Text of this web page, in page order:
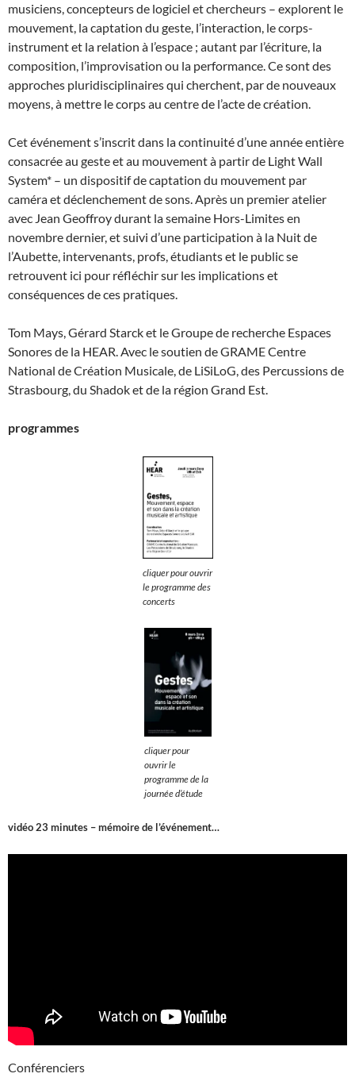
musiciens, concepteurs de logiciel et chercheurs – explorent le
mouvement, la captation du geste, l’interaction, le corps-
instrument et la relation à l’espace ; autant par l’écriture, la
composition, l’improvisation ou la performance. Ce sont des
approches pluridisciplinaires qui cherchent, par de nouveaux
moyens, à mettre le corps au centre de l’acte de création.
Cet événement s’inscrit dans la continuité d’une année entière
consacrée au geste et au mouvement à partir de Light Wall
System* – un dispositif de captation du mouvement par
caméra et déclenchement de sons. Après un premier atelier
avec Jean Geoffroy durant la semaine Hors-Limites en
novembre dernier, et suivi d’une participation à la Nuit de
l’Aubette, intervenants, profs, étudiants et le public se
retrouvent ici pour réfléchir sur les implications et
conséquences de ces pratiques.
Tom Mays, Gérard Starck et le Groupe de recherche Espaces
Sonores de la HEAR. Avec le soutien de GRAME Centre
National de Création Musicale, de LiSiLoG, des Percussions de
Strasbourg, du Shadok et de la région Grand Est.
programmes
cliquer pour ouvrir
le programme des
concerts
cliquer pour
ouvrir le
programme de la
journée d’étude
vidéo 23 minutes – mémoire de l’événement…
Conférenciers